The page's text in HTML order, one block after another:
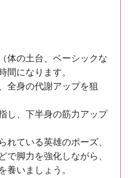
体の土台、ベーシックな
間になります。
全身の代謝アップを狙
し、下半身の筋力アップ
れている英雄のポーズ、
で脚力を強化しながら、
養いましょう。